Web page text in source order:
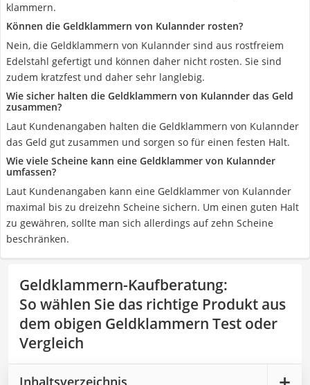
klammern.
Können die Geldklammern von Kulannder rosten?
Nein, die Geldklammern von Kulannder sind aus rostfreiem
Edelstahl gefertigt und können daher nicht rosten. Sie sind
zudem kratzfest und daher sehr langlebig.
Wie sicher halten die Geldklammern von Kulannder das Geld
zusammen?
Laut Kundenangaben halten die Geldklammern von Kulannder
das Geld gut zusammen und sorgen so für einen festen Halt.
Wie viele Scheine kann eine Geldklammer von Kulannder
umfassen?
Laut Kundenangaben kann eine Geldklammer von Kulannder
maximal bis zu dreizehn Scheine sichern. Um einen guten Halt
zu gewähren, sollte man sich allerdings auf zehn Scheine
beschränken.
Geldklammern-Kaufberatung:
So wählen Sie das richtige Produkt aus
dem obigen Geldklammern Test oder
Vergleich
Inhaltsverzeichnis